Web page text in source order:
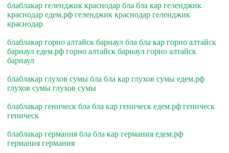
блаблакар геленджик краснодар бла бла кар геленджик
краснодар едем.рф геленджик краснодар геленджик
краснодар
блаблакар горно алтайск барнаул бла бла кар горно алтайск
барнаул едем.рф горно алтайск барнаул горно алтайск
барнаул
блаблакар глухов сумы бла бла кар глухов сумы едем.рф
глухов сумы глухов сумы
блаблакар геническ бла бла кар геническ едем.рф геническ
геническ
блаблакар германия бла бла кар германия едем.рф
германия германия